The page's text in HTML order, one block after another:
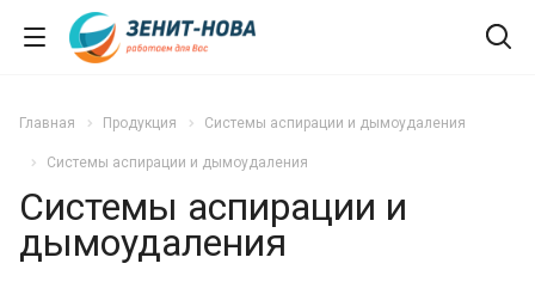
Главная Продукция Системы аспирации и дымоудаления
Системы аспирации и дымоудаления
Системы аспирации и
дымоудаления